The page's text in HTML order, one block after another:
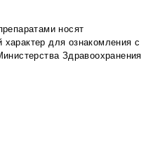
носят
для ознакомления с
Здравоохранения